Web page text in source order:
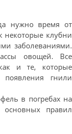
нужно время от
некоторые клубни
заболеваниями.
овощей. Все
и те, которые
гнили
в погребах на
правил